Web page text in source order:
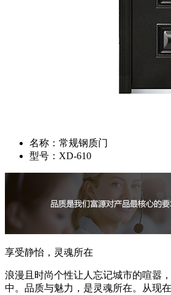
名称： 常规钢质门
型号： XD-610
享受静怡，灵魂所在
浪漫且时尚个性让人忘记城市的喧嚣
中。品质与魅力，是灵魂所在。从现